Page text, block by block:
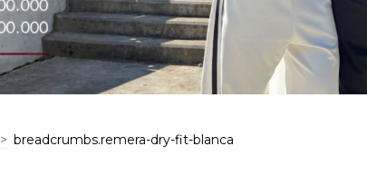
> breadcrumbs.remera-dry-fit-blanca